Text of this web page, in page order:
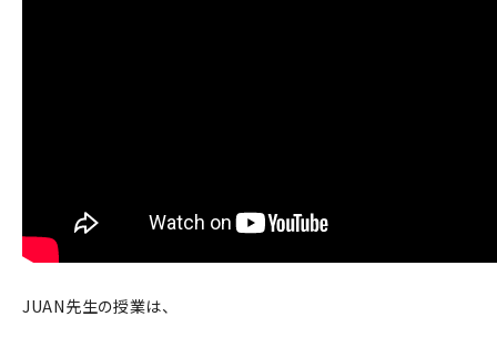
JUAN先生の授業は、